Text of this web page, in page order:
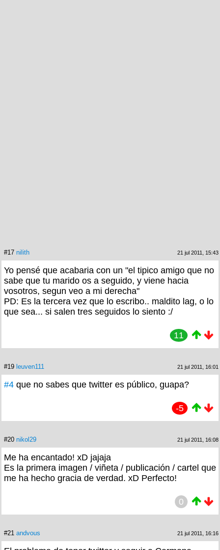
#17 nilith 21 jul 2011, 15:43
Yo pensé que acabaria con un "el tipico amigo que no
sabe que tu marido os a seguido, y viene hacia
vosotros, segun veo a mi derecha"
PD: Es la tercera vez que lo escribo.. maldito lag, o lo
que sea... si salen tres seguidos lo siento :/
11
#19 leuven111 21 jul 2011, 16:01
#4 que no sabes que twitter es público, guapa?
-5
#20 nikol29 21 jul 2011, 16:08
Me ha encantado! xD jajaja
Es la primera imagen / viñeta / publicación / cartel que
me ha hecho gracia de verdad. xD Perfecto!
0
#21 andvous 21 jul 2011, 16:16